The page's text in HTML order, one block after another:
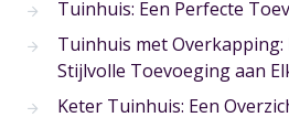
Tuinhuis: Een Perfecte
Tuinhuis met Overkapping:
Stijlvolle Toevoeging aan
Keter Tuinhuis: Een